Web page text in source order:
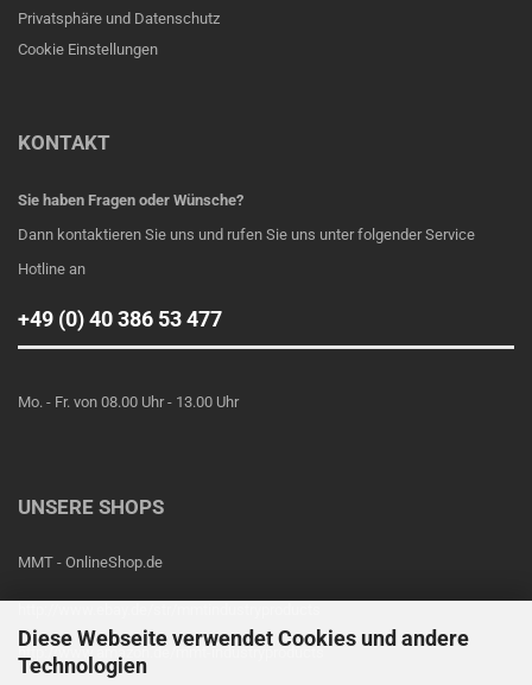
Diese Webseite verwendet Cookies und andere
Technologien
Privatsphäre und Datenschutz
Cookie Einstellungen
KONTAKT
Sie haben Fragen oder Wünsche?
Dann kontaktieren Sie uns und rufen Sie uns unter folgender Service
Hotline an
+49 (0) 40 386 53 477
Mo. - Fr. von 08.00 Uhr - 13.00 Uhr
UNSERE SHOPS
MMT - OnlineShop.de
http://www.amazon.de/mmt-industryproducts